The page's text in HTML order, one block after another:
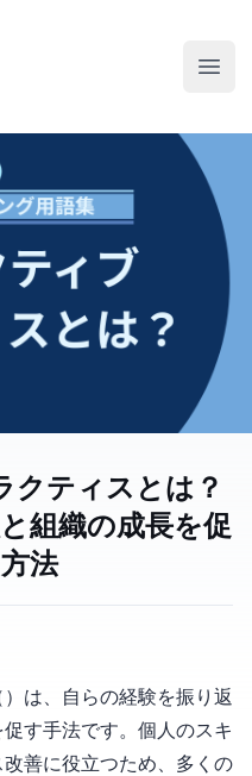
クティスとは？
組織の成長を促
法
）は、自らの経験を振り返
す手法です。個人のスキ
善に役立つため、多くの